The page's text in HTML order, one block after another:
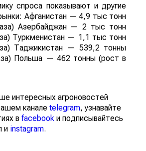
спроса показывают и другие
Афганистан — 4,9 тыс тонн
Азербайджан — 2 тыс тонн
Туркменистан — 1,1 тыс тонн
Таджикистан — 539,2 тонны
Польша — 462 тонны (рост в
интересных агроновостей
канале telegram, узнавайте
в facebook и подписывайтесь
и instagram.